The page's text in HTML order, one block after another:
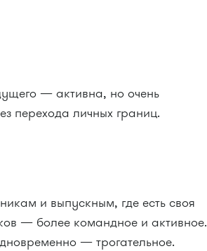
— активна, но очень
перехода личных границ.
и выпускным, где есть своя
— более командное и активное.
— трогательное.